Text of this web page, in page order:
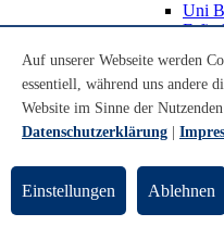
Uni
Transfer
Auf unserer Webseite werden
essentiell, während uns andere
Website im Sinne der
Datenschutzerklärung
Einstellungen Ablehnen